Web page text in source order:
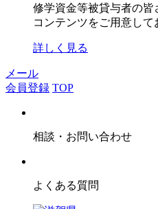
修学資金等被貸与者の皆
コンテンツをご用意して
詳しく見る
メール
会員登録 TOP
相談・お問い合わせ
よくある質問